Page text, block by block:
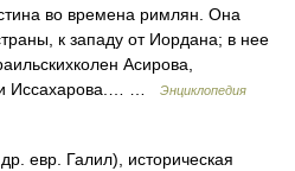
во времена римлян. Она
к западу от Иордана; в нее
Асирова,
Иссахарова.… …
Энциклопедия
евр. Галил), историческая